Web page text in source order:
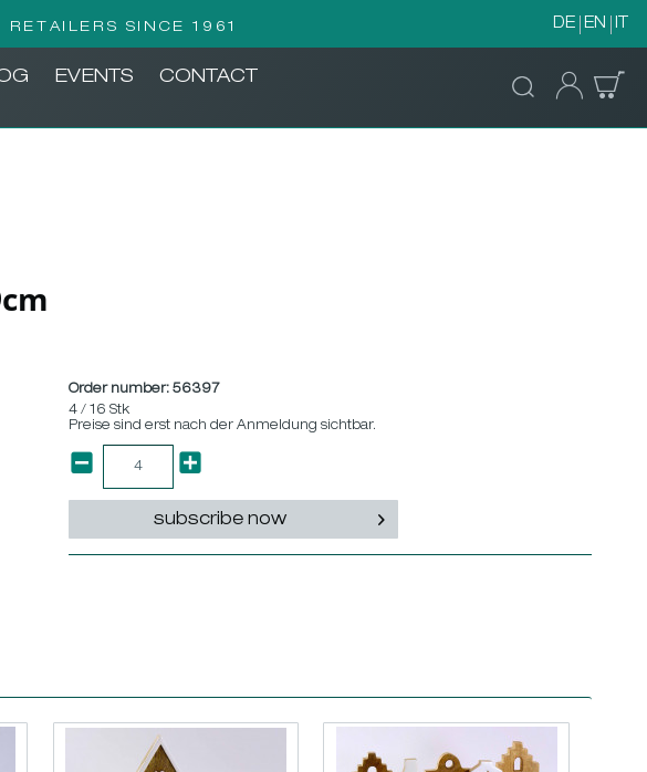
RETAILERS SINCE 1961 DE EN IT
EVENTS CONTACT
Order number:56397
4 / 16 Stk
Preise sind erst nach der Anmeldung sichtbar.
subscribe now